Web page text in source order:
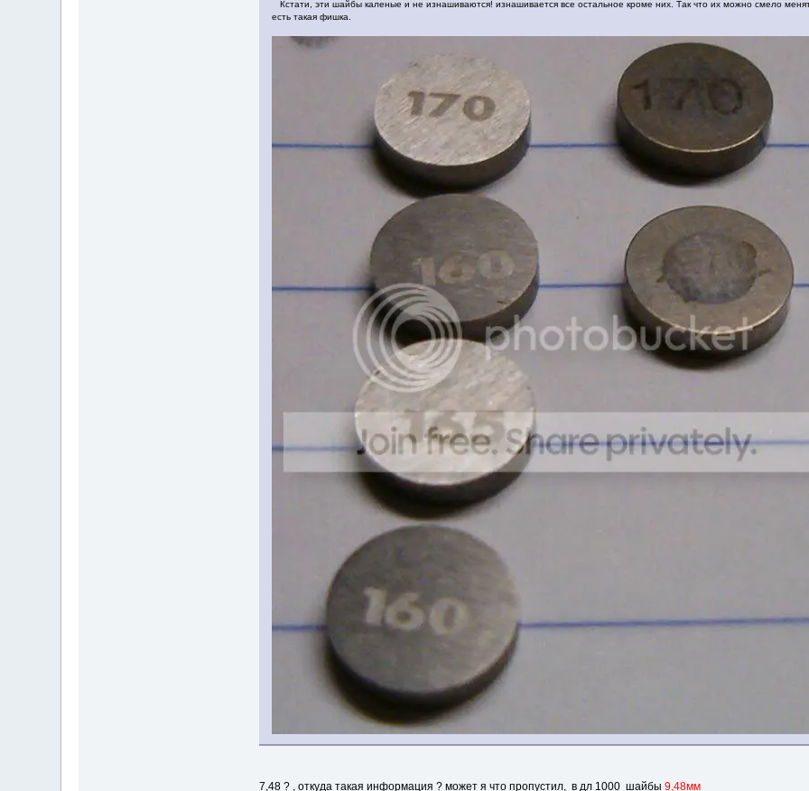
Кстати, эти шайбы каленые и не изнашиваются! изнашивается все остальное кроме них. Так что их можно смело
есть такая фишка.
7,48 ? , откуда такая информация ? может я что пропустил, в дл 1000 шайбы 9,48мм